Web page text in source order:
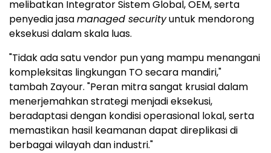
melibatkan Integrator Sistem Global, OEM, serta
penyedia jasamanaged securityuntuk mendorong
eksekusi dalam skala luas.
"Tidak ada satu vendor pun yang mampu menangani
kompleksitas lingkungan TO secara mandiri,"
tambah Zayour. "Peran mitra sangat krusial dalam
menerjemahkan strategi menjadi eksekusi,
beradaptasi dengan kondisi operasional lokal, serta
memastikan hasil keamanan dapat direplikasi di
berbagai wilayah dan industri."